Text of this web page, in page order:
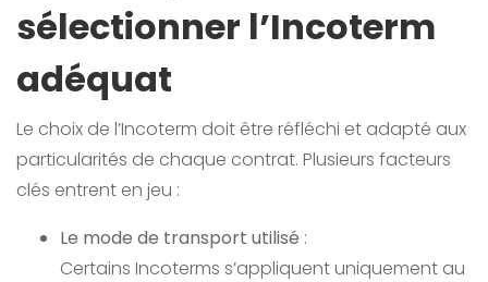
sélectionner l’Incoterm
adéquat
Le choix de l’Incoterm doit être réfléchi et adapté aux
particularités de chaque contrat. Plusieurs facteurs
clés entrent en jeu :
Le mode de transport utilisé :
Certains Incoterms s’appliquent uniquement au